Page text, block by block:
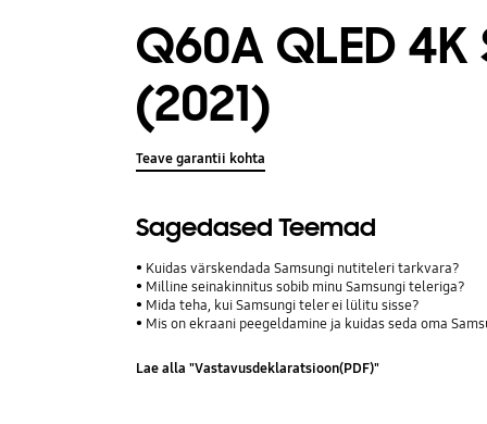
Q60A QLED
(2021)
Teave garantii kohta
Sagedased Teemad
Kuidas värskendada Samsungi nutiteleri tarkvara?
Milline seinakinnitus sobib minu Samsungi teleriga?
Mida teha, kui Samsungi teler ei lülitu sisse?
Mis on ekraani peegeldamine ja kuidas seda oma
Lae alla "Vastavusdeklaratsioon(PDF)"